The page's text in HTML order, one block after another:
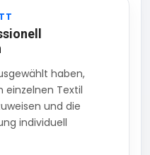
haben,
einzelnen Textil
und die
individuell